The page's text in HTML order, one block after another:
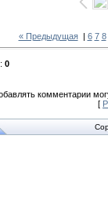
« Предыдущая| 6 7 8
: 0
комментарии
[